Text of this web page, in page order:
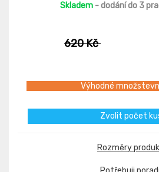
Skladem- dodání do 3
620 Kč
Výhodné
Zvolit počet
Rozměry